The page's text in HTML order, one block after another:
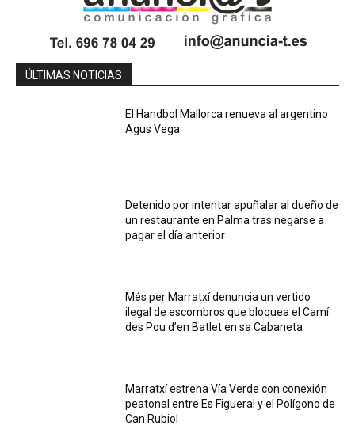
ÚLTIMAS NOTICIAS
El Handbol Mallorca renueva al argentino
Agus Vega
Detenido por intentar apuñalar al dueño de
un restaurante en Palma tras negarse a
pagar el día anterior
Més per Marratxí denuncia un vertido
ilegal de escombros que bloquea el Camí
des Pou d’en Batlet en sa Cabaneta
Marratxí estrena Vía Verde con conexión
peatonal entre Es Figueral y el Polígono de
Can Rubiol